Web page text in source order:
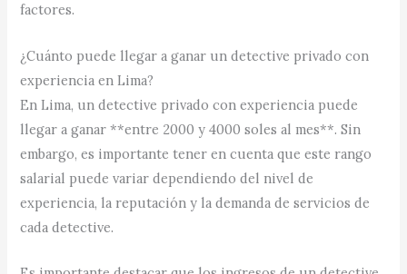
factores.
¿Cuánto puede llegar a ganar un detective privado con
experiencia en Lima?
En Lima, un detective privado con experiencia puede
llegar a ganar **entre 2000 y 4000 soles al mes**. Sin
embargo, es importante tener en cuenta que este rango
salarial puede variar dependiendo del nivel de
experiencia, la reputación y la demanda de servicios de
cada detective.